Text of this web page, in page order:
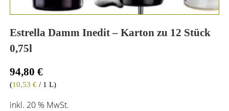
Estrella Damm Inedit – Karton zu 12 Stück
0,75l
94,80 €
(10,53 €/ 1 L)
inkl. 20 % MwSt.